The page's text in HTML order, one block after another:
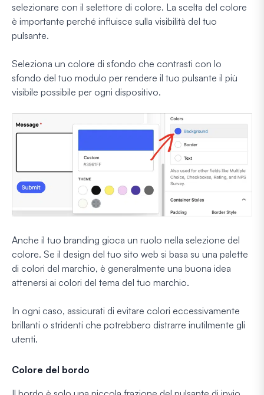
selezionare con il selettore di colore. La scelta del colore
è importante perché influisce sulla visibilità del tuo
pulsante.
Seleziona un colore di sfondo che contrasti con lo
sfondo del tuo modulo per rendere il tuo pulsante il più
visibile possibile per ogni dispositivo.
Anche il tuo branding gioca un ruolo nella selezione del
colore. Se il design del tuo sito web si basa su una palette
di colori del marchio, è generalmente una buona idea
attenersi ai colori del tema del tuo marchio.
In ogni caso, assicurati di evitare colori eccessivamente
brillanti o stridenti che potrebbero distrarre inutilmente gli
utenti.
Colore del bordo